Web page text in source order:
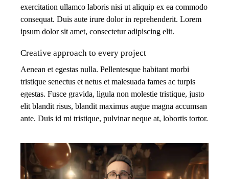
exercitation ullamco laboris nisi ut aliquip ex ea commodo
consequat. Duis aute irure dolor in reprehenderit. Lorem
ipsum dolor sit amet, consectetur adipiscing elit.
Creative approach to every project
Aenean et egestas nulla. Pellentesque habitant morbi
tristique senectus et netus et malesuada fames ac turpis
egestas. Fusce gravida, ligula non molestie tristique, justo
elit blandit risus, blandit maximus augue magna accumsan
ante. Duis id mi tristique, pulvinar neque at, lobortis tortor.